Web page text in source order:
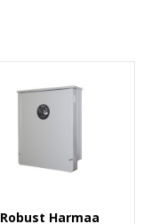
Robust Harmaa